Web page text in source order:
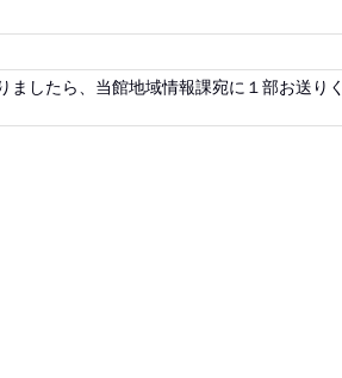
したら、当館地域情報課宛に１部お送り